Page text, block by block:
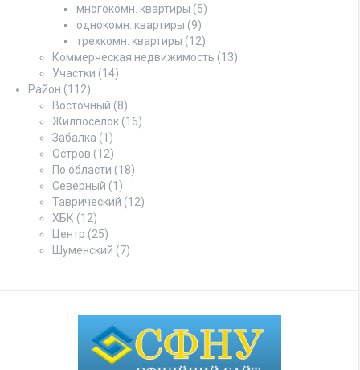
многокомн. квартиры (5)
однокомн. квартиры (9)
трехкомн. квартиры (12)
Коммерческая недвижимость (13)
Участки (14)
Район (112)
Восточный (8)
Жилпоселок (16)
Забалка (1)
Остров (12)
По области (18)
Северный (1)
Таврический (12)
ХБК (12)
Центр (25)
Шуменский (7)